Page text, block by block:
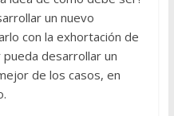
un nuevo
con la exhortación de
desarrollar un
de los casos, en